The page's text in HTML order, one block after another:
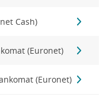
Cash)
(Euronet)
(Euronet)